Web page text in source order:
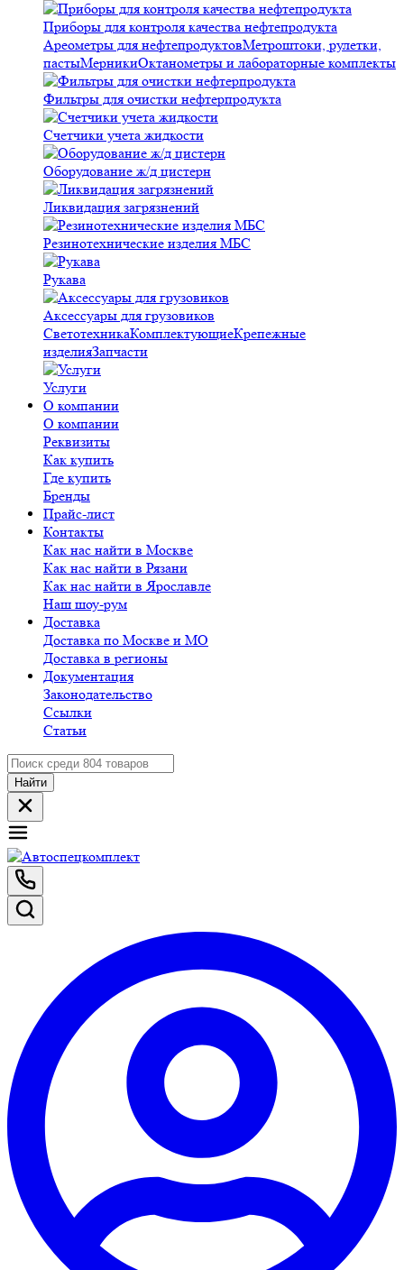
Приборы для контроля качества нефтепродукта
Ареометры для нефтепродуктовМетроштоки, рулетки,
пастыМерникиОктанометры и лабораторные комплекты
Фильтры для очистки нефтерпродукта
Счетчики учета жидкости
Оборудование ж/д цистерн
Ликвидация загрязнений
Резинотехнические изделия МБС
Рукава
Аксессуары для грузовиков
СветотехникаКомплектующиеКрепежные
изделияЗапчасти
Услуги
О компании
О компании
Реквизиты
Как купить
Где купить
Бренды
Прайс-лист
Контакты
Как нас найти в Москве
Как нас найти в Рязани
Как нас найти в Ярославле
Наш шоу-рум
Доставка
Доставка по Москве и МО
Доставка в регионы
Документация
Законодательство
Ссылки
Статьи
Найти